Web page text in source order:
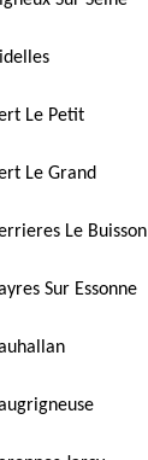
Le Petit
Le Grand
Le Buisson
Sur Essonne